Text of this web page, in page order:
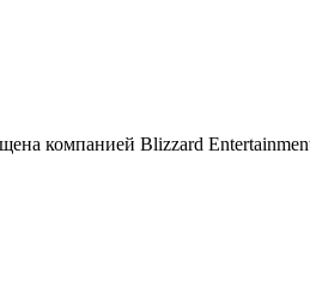
компанией Blizzard